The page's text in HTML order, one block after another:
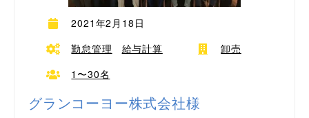
2021年2月18日
勤怠管理
給与計算
卸売
1〜30名
グランコーヨー株式会社様